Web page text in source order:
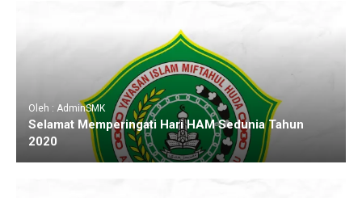
Oleh : AdminSMK
Selamat Memperingati Hari HAM Sedunia Tahun
2020